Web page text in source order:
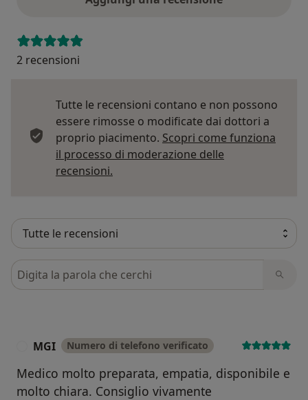
2 recensioni
Tutte le recensioni contano e non possono
essere rimosse o modificate dai dottori a
proprio piacimento. Scopri come funziona
il processo di moderazione delle
recensioni.
Cerca nelle recensioni
MGI Numero di telefono verificato
Medico molto preparata, empatia, disponibile e
molto chiara. Consiglio vivamente